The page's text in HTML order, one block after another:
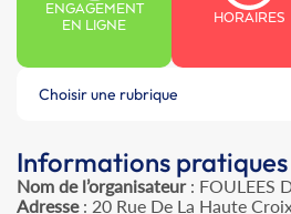
ENGAGEMENT
EN LIGNE
HORAIRES
Choisir une rubrique
Informations pratiques
Nom de l’organisateur: FOULEES
Adresse: 20 Rue De La Haute